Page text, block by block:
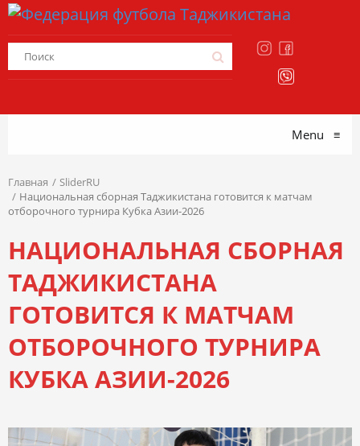
Menu ≡
Главная
SliderRU
Национальная сборная Таджикистана готовится к матчам
отборочного турнира Кубка Азии-2026
НАЦИОНАЛЬНАЯ СБОРНАЯ
ТАДЖИКИСТАНА
ГОТОВИТСЯ К МАТЧАМ
ОТБОРОЧНОГО ТУРНИРА
КУБКА АЗИИ-2026